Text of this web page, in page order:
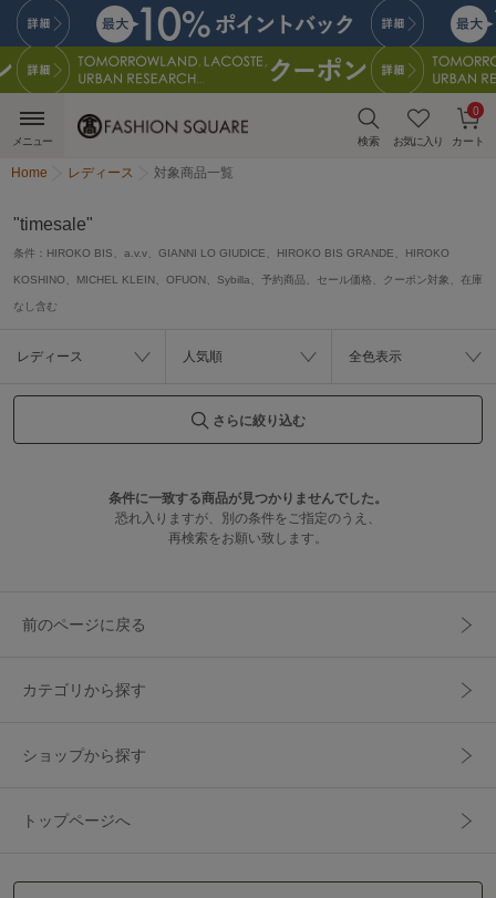
検索 お気に入り カート
0
メニュー
Home レディース 対象商品一覧
"timesale"
条件： HIROKO BIS、a.v.v、GIANNI LO GIUDICE、HIROKO BIS GRANDE、HIROKO
KOSHINO、MICHEL KLEIN、OFUON、Sybilla、予約商品、セール価格、クーポン対象、在庫
なし含む
レディース 人気順 全色表示
さらに絞り込む
条件に一致する商品が見つかりませんでした。
恐れ入りますが、別の条件をご指定のうえ、
再検索をお願い致します。
前のページに戻る
カテゴリから探す
ショップから探す
トップページへ